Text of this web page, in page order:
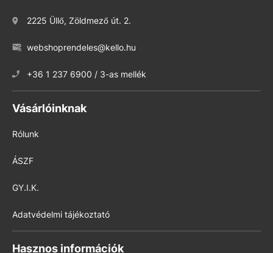
2225 Üllő, Zöldmező út. 2.
webshoprendeles@kello.hu
+36 1 237 6900 / 3-as mellék
Vásárlóinknak
Rólunk
ÁSZF
GY.I.K.
Adatvédelmi tájékoztató
Hasznos információk